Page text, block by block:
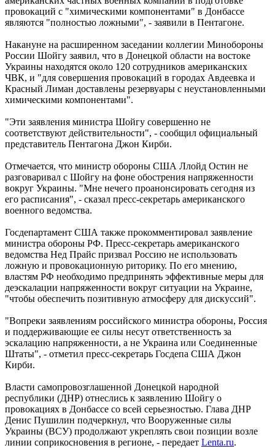
провокаций с "химическими компонентами" в Донбассе
являются "полностью ложными", - заявили в Пентагоне.
Накануне на расширенном заседании коллегии Минобороны
России Шойгу заявил, что в Донецкой области на востоке
Украины находятся около 120 сотрудников американских
ЧВК, и "для совершения провокаций в городах Авдеевка и
Красный Лиман доставлены резервуары с неустановленными
химическими компонентами".
"Эти заявления министра Шойгу совершенно не
соответствуют действительности", - сообщил официальный
представитель Пентагона Джон Кирби.
Отмечается, что министр обороны США Ллойд Остин не
разговаривал с Шойгу на фоне обострения напряженности
вокруг Украины. "Мне нечего проанонсировать сегодня из
его расписания", - сказал пресс-секретарь американского
военного ведомства.
Госдепартамент США также прокомментировал заявление
министра обороны РФ. Пресс-секретарь американского
ведомства Нед Прайс призвал Россию не использовать
ложную и провокационную риторику. По его мнению,
властям РФ необходимо предпринять эффективные меры для
деэскалации напряженности вокруг ситуации на Украине,
"чтобы обеспечить позитивную атмосферу для дискуссий".
"Вопреки заявлениям российского министра обороны, Россия
и поддерживающие ее силы несут ответственность за
эскалацию напряженности, а не Украина или Соединенные
Штаты", - отметил пресс-секретарь Госдепа США Джон
Кирби.
Власти самопровозглашенной Донецкой народной
республики (ДНР) отнеслись к заявлению Шойгу о
провокациях в Донбассе со всей серьезностью. Глава ДНР
Денис Пушилин подчеркнул, что Вооруженные силы
Украины (ВСУ) продолжают укреплять свои позиции возле
линии соприкосновения в регионе, - передает Lenta.ru.